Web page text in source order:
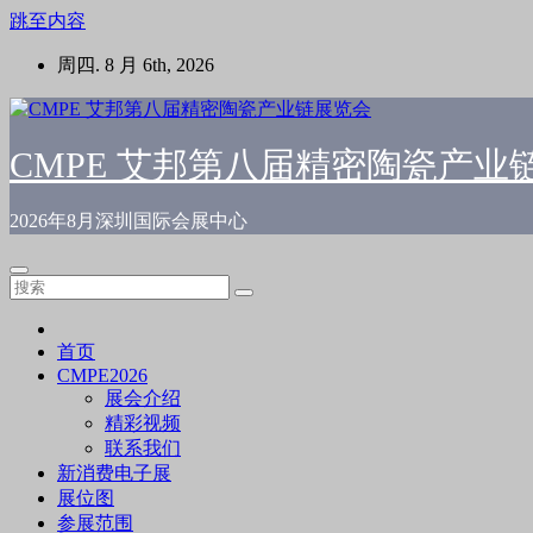
跳至内容
周四. 8 月 6th, 2026
CMPE 艾邦第八届精密陶瓷产业
2026年8月深圳国际会展中心
首页
CMPE2026
展会介绍
精彩视频
联系我们
新消费电子展
展位图
参展范围